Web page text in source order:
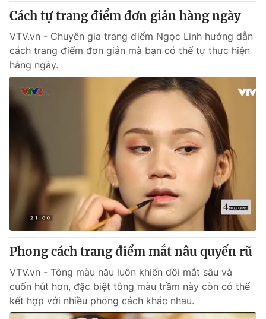
Cách tự trang điểm đơn giản hàng ngày
VTV.vn - Chuyên gia trang điểm Ngọc Linh hướng dẫn
cách trang điểm đơn giản mà bạn có thể tự thực hiện
hàng ngày.
Phong cách trang điểm mắt nâu quyến rũ
VTV.vn - Tông màu nâu luôn khiến đôi mắt sâu và
cuốn hút hơn, đặc biệt tông màu trầm này còn có thể
kết hợp với nhiều phong cách khác nhau.